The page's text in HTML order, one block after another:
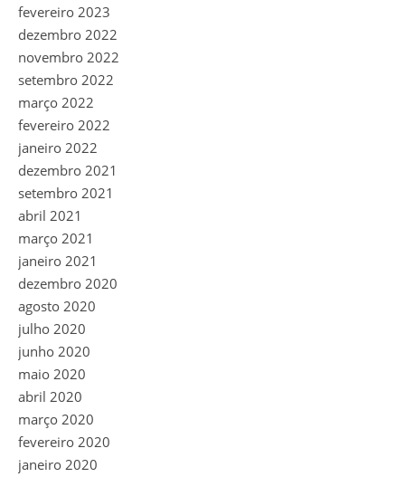
fevereiro 2023
dezembro 2022
novembro 2022
setembro 2022
março 2022
fevereiro 2022
janeiro 2022
dezembro 2021
setembro 2021
abril 2021
março 2021
janeiro 2021
dezembro 2020
agosto 2020
julho 2020
junho 2020
maio 2020
abril 2020
março 2020
fevereiro 2020
janeiro 2020